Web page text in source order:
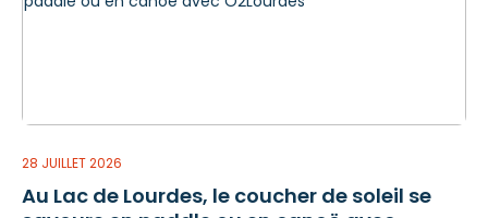
prestataire habituellement chargé de leur collecte
28 JUILLET 2026
Au Lac de Lourdes, le coucher de soleil se